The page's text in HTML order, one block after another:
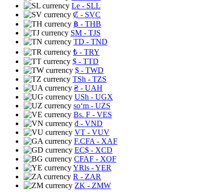
Le - SLL
₡ - SVC
฿ - THB
ЅМ - TJS
TD - TND
₺ - TRY
$ - TTD
$ - TWD
TSh - TZS
₴ - UAH
USh - UGX
soʻm - UZS
Bs. F - VES
₫ - VND
VT - VUV
F.CFA - XAF
EC$ - XCD
CFAF - XOF
YRls - YER
R - ZAR
ZK - ZMW